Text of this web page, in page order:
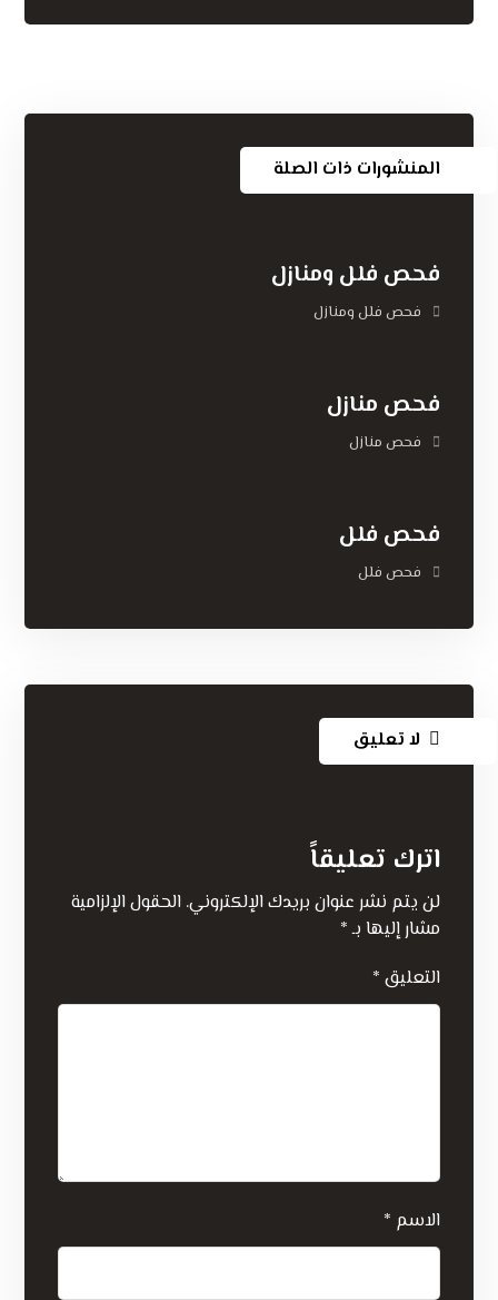
المنشورات ذات الصلة
فحص فلل ومنازل
فحص فلل ومنازل
فحص منازل
فحص منازل
فحص فلل
فحص فلل
لا تعليق
اترك تعليقاً
لن يتم نشر عنوان بريدك الإلكتروني. الحقول الإلزامية
مشار إليها بـ*
التعليق *
الاسم *